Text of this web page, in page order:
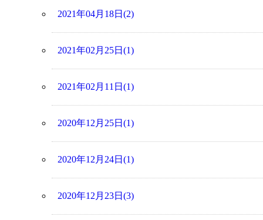
2021年04月18日(2)
2021年02月25日(1)
2021年02月11日(1)
2020年12月25日(1)
2020年12月24日(1)
2020年12月23日(3)